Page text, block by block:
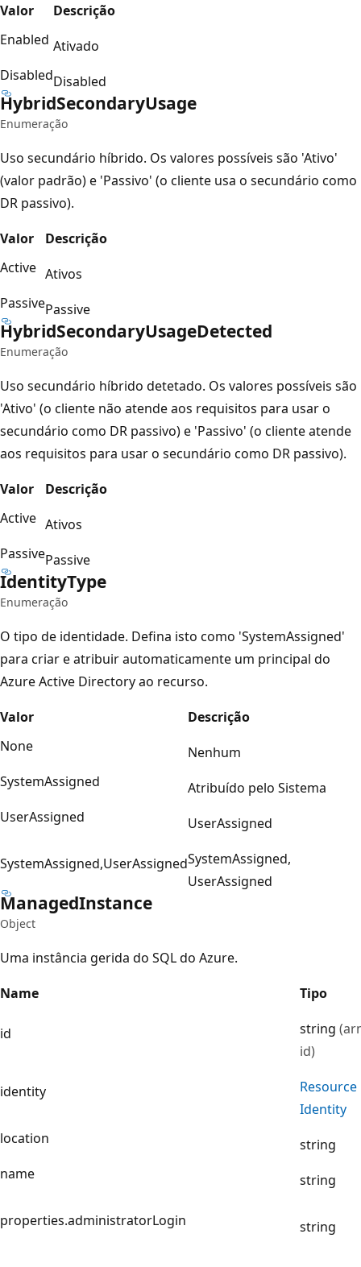
Valor
Descrição
Enabled Ativado
DisabledDisabled
HybridSecondaryUsage
Enumeração
Uso secundário híbrido. Os valores possíveis são 'Ativo'
(valor padrão) e 'Passivo' (o cliente usa o secundário como
DR passivo).
Valor
Descrição
Active Ativos
PassivePassive
HybridSecondaryUsageDetected
Enumeração
Uso secundário híbrido detetado. Os valores possíveis são
'Ativo' (o cliente não atende aos requisitos para usar o
secundário como DR passivo) e 'Passivo' (o cliente atende
aos requisitos para usar o secundário como DR passivo).
Valor
Descrição
Active Ativos
PassivePassive
IdentityType
Enumeração
O tipo de identidade. Defina isto como 'SystemAssigned'
para criar e atribuir automaticamente um principal do
Azure Active Directory ao recurso.
Valor
Descrição
None
Nenhum
SystemAssigned
Atribuído pelo Sistema
UserAssigned
UserAssigned
SystemAssigned,UserAssignedSystemAssigned,
UserAssigned
ManagedInstance
Object
Uma instância gerida do SQL do Azure.
Name
Tipo
id string
id)
identity
Resource
Identity
location
string
name
string
properties.administratorLogin string